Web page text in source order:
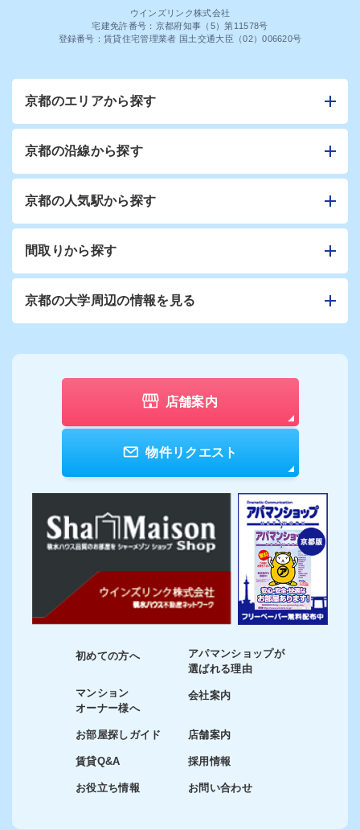
ウインズリンク株式会社
宅建免許番号：京都府知事（5）第11578号
登録番号：賃貸住宅管理業者 国土交通大臣（02）006620号
京都のエリアから探す
京都の沿線から探す
京都の人気駅から探す
間取りから探す
京都の大学周辺の情報を見る
店舗案内
物件リクエスト
初めての方へ
マンション
オーナー様へ
お部屋探しガイド
賃貸Q&A
お役立ち情報
アパマンショップが
選ばれる理由
会社案内
店舗案内
採用情報
お問い合わせ